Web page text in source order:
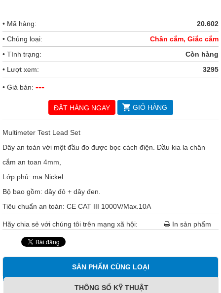
• Mã hàng:
20.602
• Chủng loại:
Chân cắm, Giắc cắm
• Tình trạng:
Còn hàng
• Lượt xem:
3295
• Giá bán: ---
ĐẶT HÀNG NGAY GIỎ HÀNG
Multimeter Test Lead Set
Dây an toàn với một đầu đo được bọc cách điện. Đầu kia la chân
cắm an toan 4mm,
Lớp phủ: mạ Nickel
Bộ bao gồm: dây đỏ + dây đen.
Tiêu chuẩn an toàn: CE CAT III 1000V/Max.10A
In sản phẩm
Hãy chia sẻ với chúng tôi trên mạng xã hội:
SẢN PHẨM CÙNG LOẠI
THÔNG SỐ KỸ THUẬT